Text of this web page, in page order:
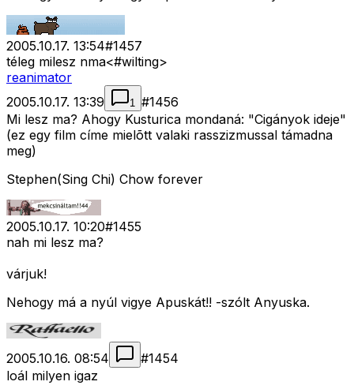
2005.10.17. 13:54#1457
téleg milesz nma<#wilting>
reanimator
2005.10.17. 13:39
1 #1456
Mi lesz ma? Ahogy Kusturica mondaná: "Cigányok ideje"
(ez egy film címe mielõtt valaki rasszizmussal támadna
meg)
Stephen(Sing Chi) Chow forever
2005.10.17. 10:20#1455
nah mi lesz ma?
várjuk!
Nehogy má a nyúl vigye Apuskát!! -szólt Anyuska.
2005.10.16. 08:54 #1454
loál milyen igaz